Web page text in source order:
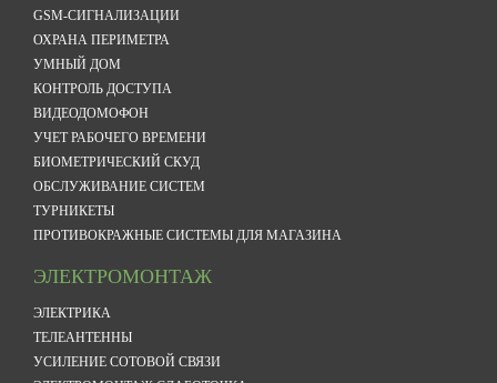
GSM-СИГНАЛИЗАЦИИ
ОХРАНА ПЕРИМЕТРА
УМНЫЙ ДОМ
КОНТРОЛЬ ДОСТУПА
ВИДЕОДОМОФОН
УЧЕТ РАБОЧЕГО ВРЕМЕНИ
БИОМЕТРИЧЕСКИЙ СКУД
ОБСЛУЖИВАНИЕ СИСТЕМ
ТУРНИКЕТЫ
ПРОТИВОКРАЖНЫЕ СИСТЕМЫ ДЛЯ МАГАЗИНА
ЭЛЕКТРОМОНТАЖ
ЭЛЕКТРИКА
ТЕЛЕАНТЕННЫ
УСИЛЕНИЕ СОТОВОЙ СВЯЗИ